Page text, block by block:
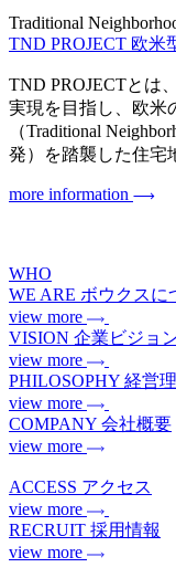
Traditional
TND PROJECT 欧米
TND PROJECTとは
実現を目指し、欧米
（Traditional
発）を踏襲した住宅
more information
WHO
WE ARE ボウクスに
view more
VISION 企業ビジョ
view more
PHILOSOPHY 経営
view more
COMPANY 会社概要
view more
ACCESS アクセス
view more
RECRUIT 採用情報
view more